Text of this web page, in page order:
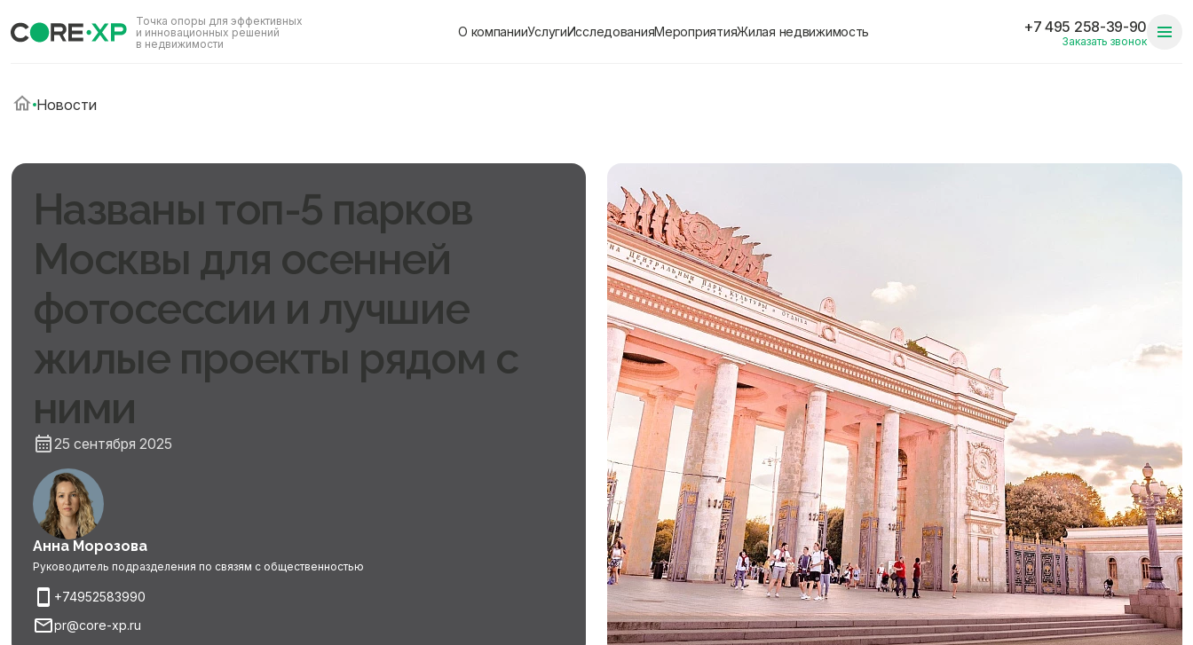
Точка опоры для эффективных
и инновационных решений
в недвижимости
О компанииУслугиИсследованияМероприятияЖилая недвижимость +7 495 258-39-90
Заказать звонок
Новости
Названы топ-5 парков
Москвы для осенней
фотосессии и лучшие
жилые проекты рядом с
ними
25 сентября 2025
Анна Морозова
Руководитель подразделения по связям с общественностью
+74952583990
pr@core-xp.ru